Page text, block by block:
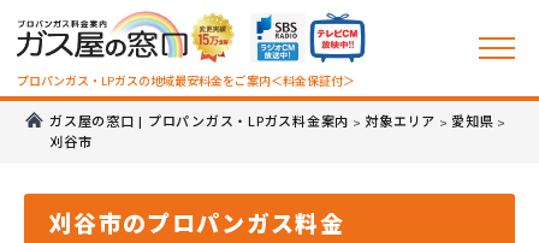
プロパンガス・LPガスの地域最安料金をご案内＜料金保証付＞
ガス屋の窓口 | プロパンガス・LPガス料金案内 > 対象エリア > 愛知県 >
刈谷市
刈谷市のプロパンガス料金